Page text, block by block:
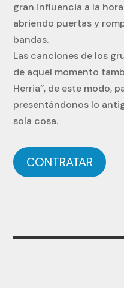
gran influencia a la
abriendo puertas y
bandas.
Las canciones de los
de aquel momento
Herria”, de este modo,
presentándonos lo
sola cosa.
CONTRATAR